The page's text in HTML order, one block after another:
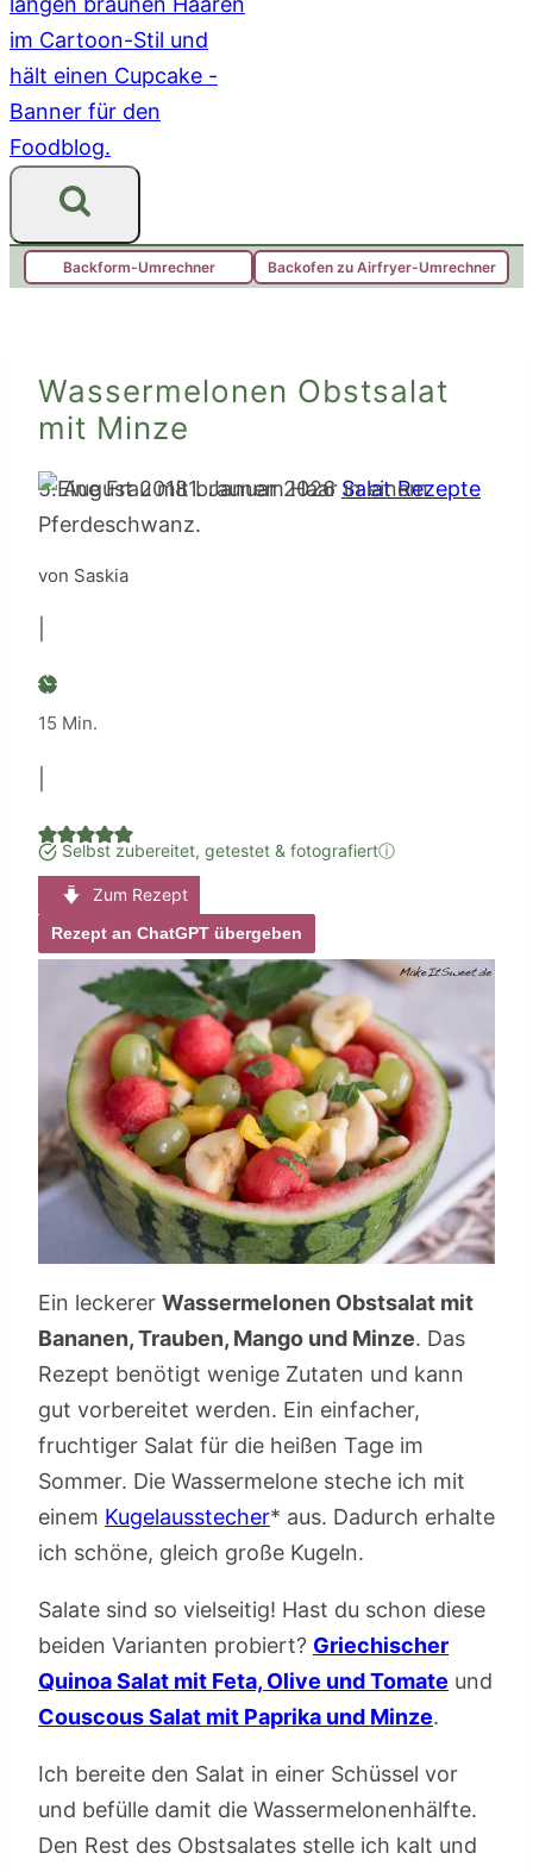
Backform-Umrechner Backofen zu Airfryer-Umrechner
Wassermelonen Obstsalat
mit Minze
5. August 20181. Januar 2026 Salat Rezepte
von Saskia
15 Minuten
Min.
Selbst zubereitet, getestet & fotografiertⓘ
Zum Rezept
Rezept an ChatGPT übergeben
Ein leckerer Wassermelonen Obstsalat mit
Bananen, Trauben, Mango und Minze. Das
Rezept benötigt wenige Zutaten und kann
gut vorbereitet werden. Ein einfacher,
fruchtiger Salat für die heißen Tage im
Sommer. Die Wassermelone steche ich mit
einem Kugelausstecher* aus. Dadurch erhalte
ich schöne, gleich große Kugeln.
Salate sind so vielseitig! Hast du schon diese
beiden Varianten probiert? Griechischer
Quinoa Salat mit Feta, Olive und Tomate und
Couscous Salat mit Paprika und Minze.
Ich bereite den Salat in einer Schüssel vor
und befülle damit die Wassermelonenhälfte.
Den Rest des Obstsalates stelle ich kalt und